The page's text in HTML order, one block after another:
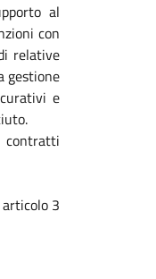
al
con
relative
gestione
e
contratti
3